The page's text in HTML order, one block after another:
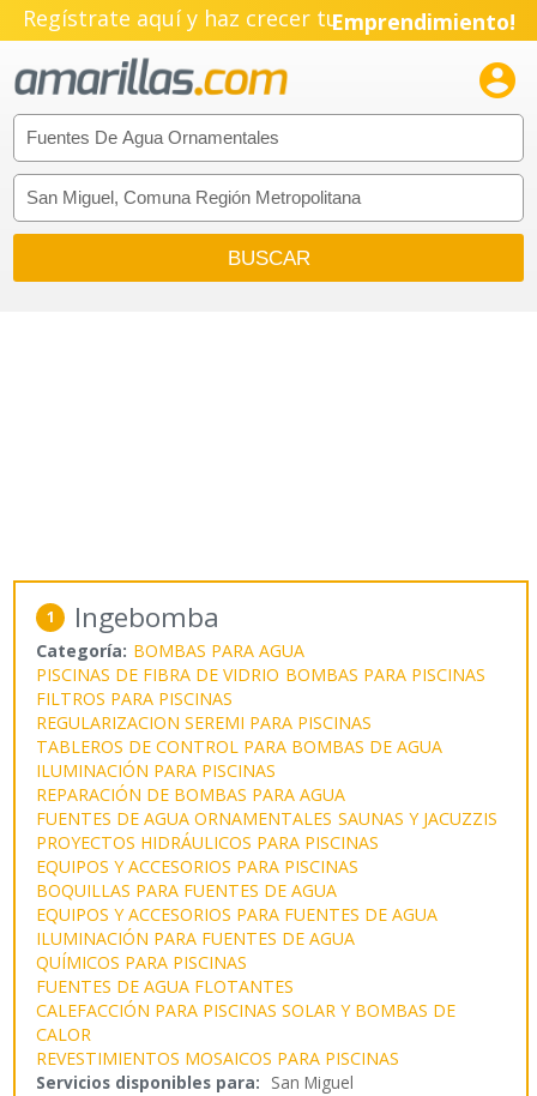
Regístrate aquí y haz crecer tuEmprendimiento!

1 Ingebomba
Categoría: BOMBAS PARA AGUA
PISCINAS DE FIBRA DE VIDRIO BOMBAS PARA PISCINAS
FILTROS PARA PISCINAS
REGULARIZACION SEREMI PARA PISCINAS
TABLEROS DE CONTROL PARA BOMBAS DE AGUA
ILUMINACIÓN PARA PISCINAS
REPARACIÓN DE BOMBAS PARA AGUA
FUENTES DE AGUA ORNAMENTALES SAUNAS Y JACUZZIS
PROYECTOS HIDRÁULICOS PARA PISCINAS
EQUIPOS Y ACCESORIOS PARA PISCINAS
BOQUILLAS PARA FUENTES DE AGUA
EQUIPOS Y ACCESORIOS PARA FUENTES DE AGUA
ILUMINACIÓN PARA FUENTES DE AGUA
QUÍMICOS PARA PISCINAS
FUENTES DE AGUA FLOTANTES
CALEFACCIÓN PARA PISCINAS SOLAR Y BOMBAS DE
CALOR
REVESTIMIENTOS MOSAICOS PARA PISCINAS
Servicios disponibles para: San Miguel